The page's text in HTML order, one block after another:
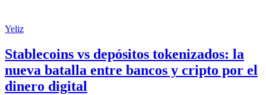
Yeliz
Stablecoins vs depósitos tokenizados: la
nueva batalla entre bancos y cripto por el
dinero digital